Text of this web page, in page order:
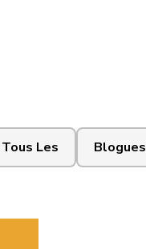
Tous Les Blogues